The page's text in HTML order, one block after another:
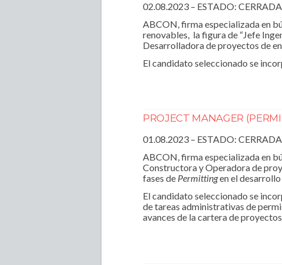
02.08.2023 – ESTADO: CERRADA
ABCON, firma especializada en
renovables, la figura de “Jefe
Desarrolladora de proyectos de
El candidato seleccionado se
PROJECT MANAGER
01.08.2023 – ESTADO: CERRADA
ABCON, firma especializada en
Constructora y Operadora de
fases de Permittingen el desarrollo
El candidato seleccionado se
de tareas administrativas de
avances de la cartera de